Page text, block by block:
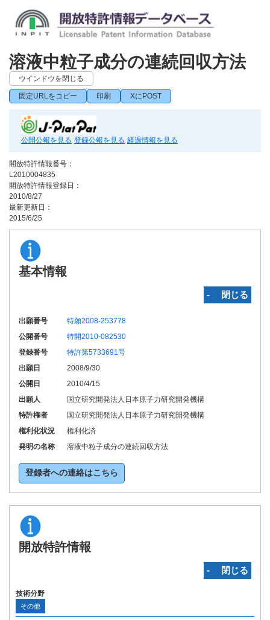
溶液中粒子成分の連続回収方法
ウインドウを閉じる
固定URLをコピー 印刷 XにPOST
公開公報を見る 登録公報を見る 経過情報を見る
開放特許情報番号：
L2010004835
開放特許情報登録日：
2010/8/27
最新更新日：
2015/6/25
基本情報
‐ 閉じる
出願番号
特願2008-253778
公開番号
特開2010-082530
登録番号
特許第5733691号
出願日
2008/9/30
公開日
2010/4/15
出願人
国立研究開発法人日本原子力研究開発機構
特許権者
国立研究開発法人日本原子力研究開発機構
権利化状況
権利化済
発明の名称
溶液中粒子成分の連続回収方法
登録者への連絡はこちら
開放特許情報
‐ 閉じる
技術分野
その他